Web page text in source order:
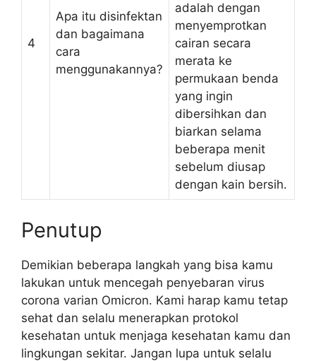
4
Apa itu disinfektan
dan bagaimana
cara
menggunakannya?
adalah dengan
menyemprotkan
cairan secara
merata ke
permukaan benda
yang ingin
dibersihkan dan
biarkan selama
beberapa menit
sebelum diusap
dengan kain bersih.
Penutup
Demikian beberapa langkah yang bisa kamu
lakukan untuk mencegah penyebaran virus
corona varian Omicron. Kami harap kamu tetap
sehat dan selalu menerapkan protokol
kesehatan untuk menjaga kesehatan kamu dan
lingkungan sekitar. Jangan lupa untuk selalu